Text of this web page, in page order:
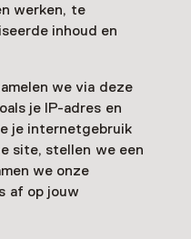
werken, te
inhoud en
we via deze
je IP-adres en
je internetgebruik
site, stellen we een
we onze
af op jouw